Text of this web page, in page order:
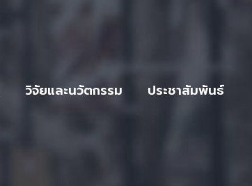
วิจัยและนวัตกรรม ประชาสัมพันธ์